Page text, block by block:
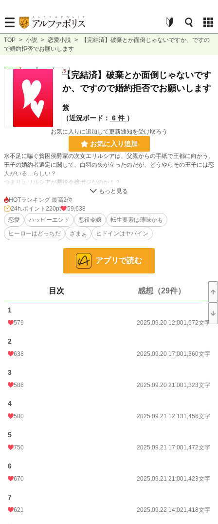
TOP > 小説 > 恋愛小説 >
【完結済】破棄とか面倒じゃないですか、ですの
で婚約拒否でお願いします
恋愛 完結 長編 R15【完結済】破棄とか面倒じゃないです
か、ですので婚約拒否でお願いします
紫
（近況ボード： 6 件 ）
お気に入りに追加して更新通知を受け取ろう
お気に入り追加
水不足に喘ぐ貧困侯爵家の次女エリルシアは、父親からの手紙で王都に向かう。
王子の婚約者選定に関して、白羽の矢が立ったのだが、どうやらその王子には恋
人がいる…らしい？
つまりエリルシアが悪役令嬢ポジなのか！？
そんな役どころなんて御免被りたいが、王サマからの提案が魅力的過ぎて、王宮
滞在を了承してしまう。
報酬に目が眩んだエリルシアだが、無事王宮を脱出出来るのか。
王子サマと恋人（もしかしてヒロイン？）の未来はどうなるのか。
2025年10月06日、初HOTランキング入りです！ 本当にありがとうございま
す！！（2位だなんて……いやいや、ありえないと言うか…本気で夢でも見てい
∽∽∽∽∽∽∽∽∽∽∽∽∽∽∽∽∽∽∽∽∽∽∽∽∽∽∽∽∽∽∽∽
※作者創作の世界観です。史実等とは合致しない部分、異なる部分が多数ありま
ん。
※実際に用いられる事のない表現や造語が出てきますが、御容赦ください。
※上記同理由で、予告等なしに更新停滞する事もあります。
幸いです。
付けていますが、もし大ボケしてたらお許しください。
※誤字脱字等々、標準てんこ盛り搭載となっている作者です。気づけば適宜修正
小説
恋愛
お気に入り
24h.ポイント
文字数
更新日時
HOTランキング 最高2位
24h.ポイント 220pt
59,638
恋愛
ハッピーエンド 悪役令嬢
転生要素は薄味かも
ヒーローはどっちだ
ざまぁ ヒドインはヤバイン
アプリで読む
目次 感想（29件）
1
579 2025.09.20 12:001,672文字
2
638 2025.09.20 17:001,360文字
3
588 2025.09.20 21:001,323文字
4
580 2025.09.21 12:131,456文字
5
750 2025.09.21 17:001,472文字
6
670 2025.09.21 21:001,423文字
7
621 2025.09.22 14:021,418文字